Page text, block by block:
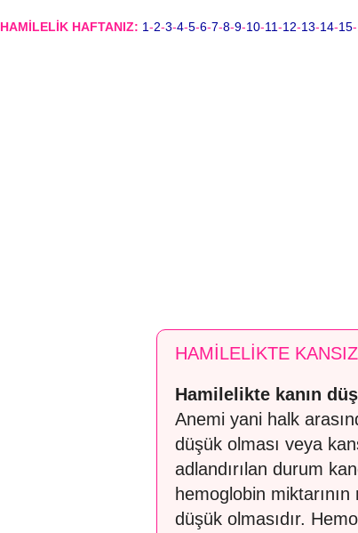
HAMİLELİK HAFTANIZ: 1 -2-3-4-5-6-7-8-9-10-11 -12-13-14-15-
HAMİLELİKTE
Hamilelikte kanın
Anemi yani halk
düşük olması veya
adlandırılan durum
hemoglobin
düşük olmasıdır.